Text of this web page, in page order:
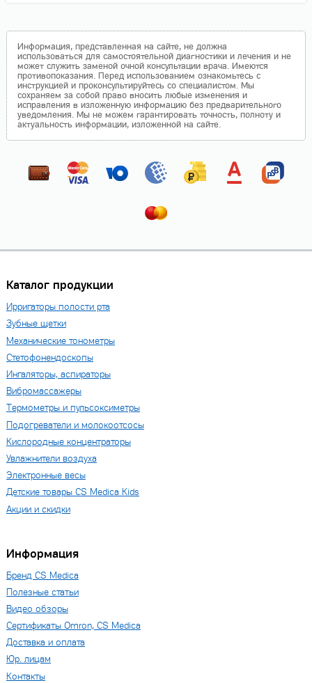
Информация, представленная на сайте, не должна
использоваться для самостоятельной диагностики и лечения и не
может служить заменой очной консультации врача. Имеются
противопоказания. Перед использованием ознакомьтесь с
инструкцией и проконсультируйтесь со специалистом. Мы
сохраняем за собой право вносить любые изменения и
исправления в изложенную информацию без предварительного
уведомления. Мы не можем гарантировать точность, полноту и
актуальность информации, изложенной на сайте.
Каталог продукции
Ирригаторы полости рта
Зубные щетки
Механические тонометры
Стетофонендоскопы
Ингаляторы, аспираторы
Вибромассажеры
Термометры и пульсоксиметры
Подогреватели и молокоотсосы
Кислородные концентраторы
Увлажнители воздуха
Электронные весы
Детские товары CS Medica Kids
Акции и скидки
Информация
Бренд CS Medica
Полезные статьи
Видео обзоры
Сертификаты Omron, CS Medica
Доставка и оплата
Юр. лицам
Контакты